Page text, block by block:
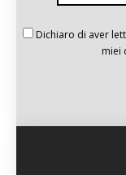
Dichiaro di aver
miei